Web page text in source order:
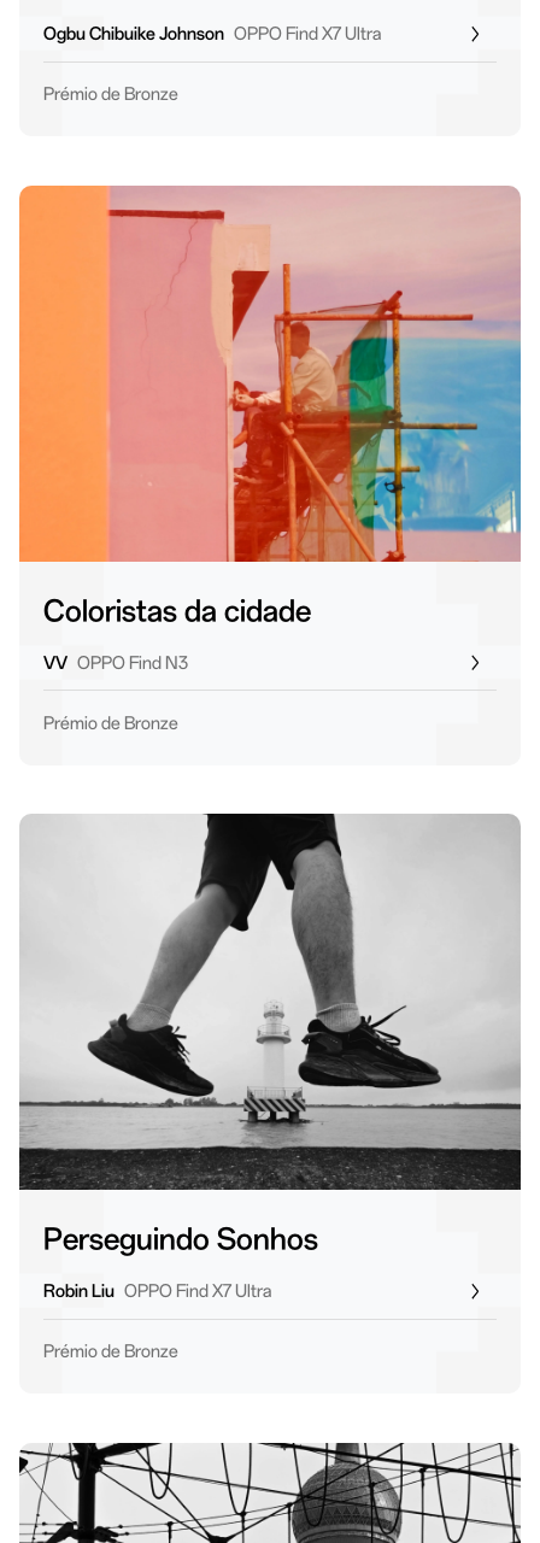
Ogbu Chibuike Johnson OPPO Find X7 Ultra
Prémio de Bronze
Coloristas da cidade
VV OPPO Find N3
Prémio de Bronze
Perseguindo Sonhos
Robin Liu OPPO Find X7 Ultra
Prémio de Bronze